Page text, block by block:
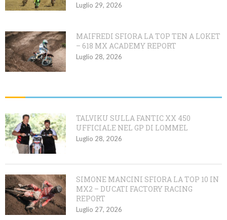
Luglio 29, 2026
MAIFREDI SFIORA LA TOP TEN A LOKET
– 618 MX ACADEMY REPORT
Luglio 28, 2026
TALVIKU SULLA FANTIC XX 450
UFFICIALE NEL GP DI LOMMEL
Luglio 28, 2026
SIMONE MANCINI SFIORA LA TOP 10 IN
MX2 – DUCATI FACTORY RACING
REPORT
Luglio 27, 2026